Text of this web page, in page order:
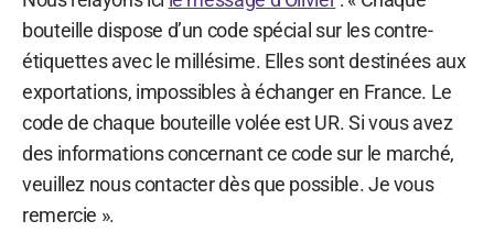
bouteille dispose d’un code spécial sur les contre-
étiquettes avec le millésime. Elles sont destinées aux
exportations, impossibles à échanger en France. Le
code de chaque bouteille volée est UR. Si vous avez
des informations concernant ce code sur le marché,
veuillez nous contacter dès que possible. Je vous
remercie ».